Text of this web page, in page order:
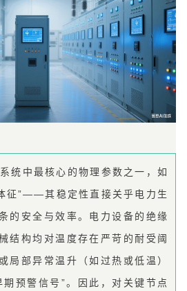
统中最核心的物理参数之一，如
征”——其稳定性直接关乎电力生
的安全与效率。电力设备的绝缘
结构均对温度存在严苛的耐受阈
局部异常温升（如过热或低温）
预警信号”。因此，对关键节点